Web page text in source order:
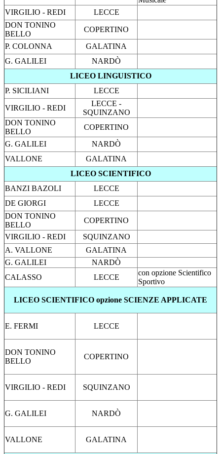
VIRGILIO - REDI
LECCE
DON TONINO
BELLO
COPERTINO
P. COLONNA
GALATINA
G. GALILEI
NARDÒ
LICEO LINGUISTICO
P. SICILIANI
LECCE
VIRGILIO - REDI
LECCE -
SQUINZANO
DON TONINO
BELLO
COPERTINO
G. GALILEI
NARDÒ
VALLONE
GALATINA
LICEO SCIENTIFICO
BANZI BAZOLI
LECCE
DE GIORGI
LECCE
DON TONINO
BELLO
COPERTINO
VIRGILIO - REDI
SQUINZANO
A. VALLONE
GALATINA
G. GALILEI
NARDÒ
CALASSO
LECCE
con opzione Scientifico
Sportivo
LICEO SCIENTIFICO opzione SCIENZE APPLICATE
E. FERMI LECCE
DON TONINO
BELLO
COPERTINO
VIRGILIO - REDI SQUINZANO
G. GALILEI NARDÒ
VALLONE GALATINA